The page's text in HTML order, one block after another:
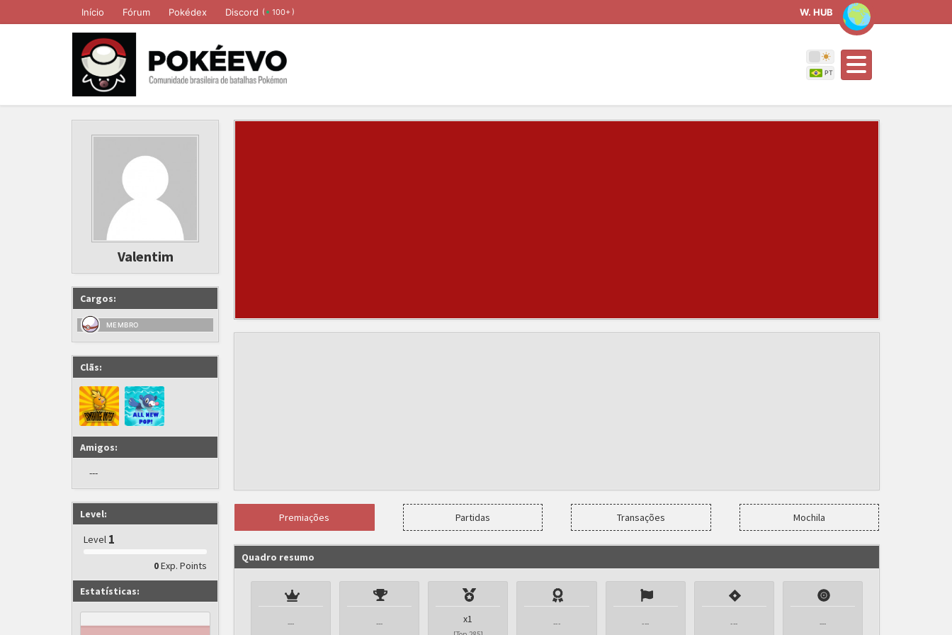
Início Fórum Pokédex Discord ( 100+ ) W. HUB
Valentim
Cargos:
MEMBRO
Clãs:
Amigos:
---
Level:
Level 1
0Exp. Points
Estatísticas:
Premiações Partidas Transações Mochila
Quadro resumo
--- --- x1 --- --- --- ---